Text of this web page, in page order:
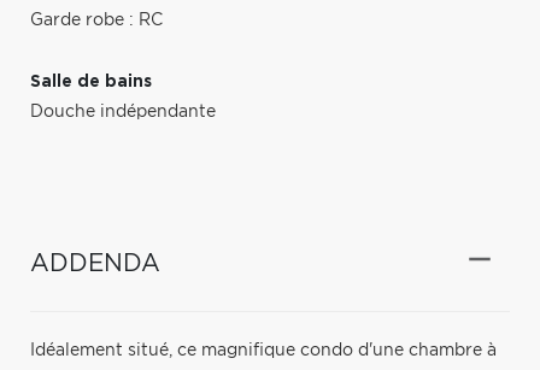
Garde robe : RC
Salle de bains
Douche indépendante
ADDENDA
Idéalement situé, ce magnifique condo d'une chambre à